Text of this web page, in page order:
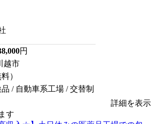
円
越市
）
/ 自動車系工場 / 交替制
詳細を表示
す